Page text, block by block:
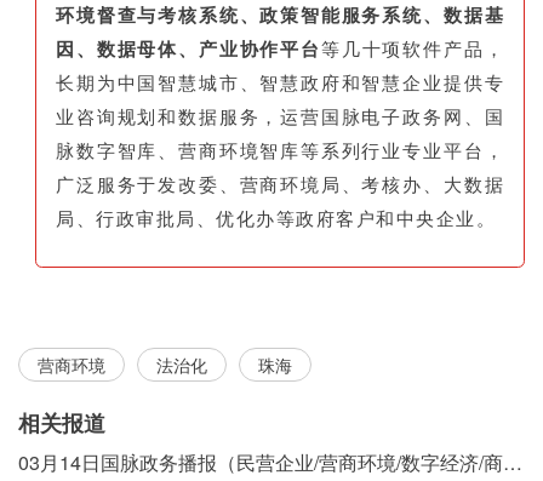
环境督查与考核系统、政策智能服务系统、数据基
因、数据母体、产业协作平台等几十项软件产品，
长期为中国智慧城市、智慧政府和智慧企业提供专
业咨询规划和数据服务，运营国脉电子政务网、国
脉数字智库、营商环境智库等系列行业专业平台，
广泛服务于发改委、营商环境局、考核办、大数据
局、行政审批局、优化办等政府客户和中央企业。
营商环境 法治化 珠海
相关报道
03月14日国脉政务播报（民营企业/营商环境/数字经济/商事制度改革）